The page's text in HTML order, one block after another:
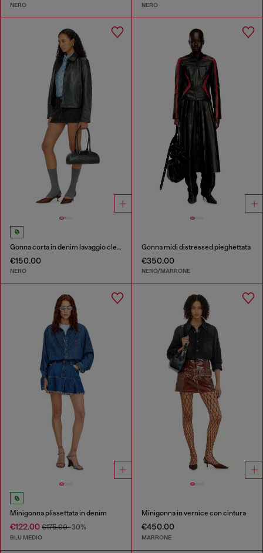
NERO NERO
Gonna corta in denim lavaggio clean
€150.00
NERO
Gonna midi distressed pieghettata
€350.00
NERO/MARRONE
Minigonna plissettata in denim
€122.00 €175.00-30%
BLU MEDIO
Minigonna in vernice con cintura
€450.00
MARRONE